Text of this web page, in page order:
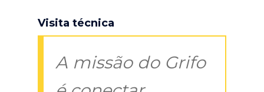
Visita técnica
A missão do Grifo